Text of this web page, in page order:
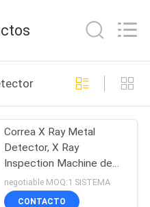
26
Correa X Ray Metal
Detector, X Ray
Inspection Machine de
ISO9001 600m m
negotiable MOQ:1 SISTEMA
CONTACTO